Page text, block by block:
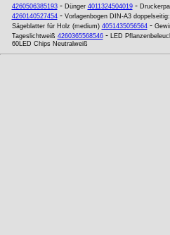
4260506385193- Dünger 4011324504019-
4260140527454- Vorlagenbogen DIN-A3
Sägeblatter für Holz (medium) 4051435056564-
Tageslichtweiß 4260365568546- LED
60LED Chips Neutralweiß